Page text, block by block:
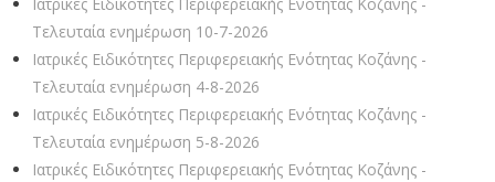
Τελευταία ενημέρωση 10-7-2026
Ιατρικές Ειδικότητες Περιφερειακής Ενότητας Κοζάνης -
Τελευταία ενημέρωση 4-8-2026
Ιατρικές Ειδικότητες Περιφερειακής Ενότητας Κοζάνης -
Τελευταία ενημέρωση 5-8-2026
Ιατρικές Ειδικότητες Περιφερειακής Ενότητας Κοζάνης -